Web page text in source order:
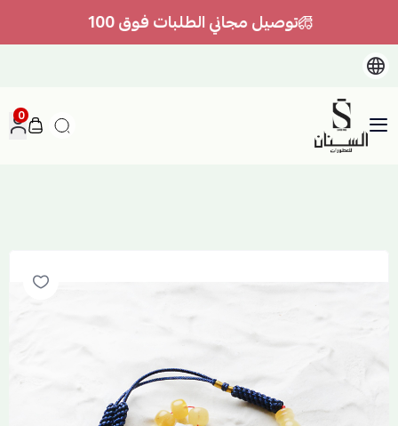
توصيل مجاني الطلبات فوق 100
السنان للعطور والعسل الطبيعي
0